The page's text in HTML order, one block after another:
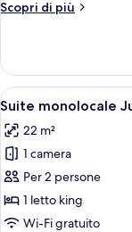
singolo,
matrimoniale
Scopri di più
Altri
Classic
uso
singolo,
letto
matrimoniale
Apri
tutte
le
foto
per
Suite
monolocale
5
Suite monolocale
22 m²
1 camera
Per 2 persone
1 letto king
Wi-Fi gratuito